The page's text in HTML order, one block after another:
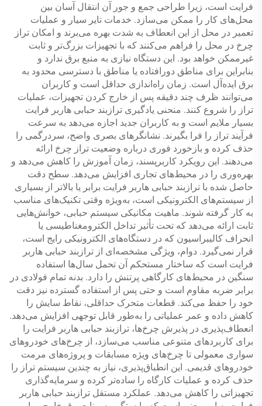
فرایت است، زیرا طراحی جمع و جور آن انتقال آسان بین
محل‌های کار را ممکن می‌سازد. خدمات تایر سیار و عملیات
تعمیر در محل از این انعطاف به شدت بهره می‌برند و امکان تراز
چرخ در محل را فراهم می‌کنند که با تجهیزات بزرگ‌تر و ثابت
غیرممکن خواهد بود. این دستگاه نیازی به منبع برق ندارد و
بنابراین برای مناطق دورافتاده یا مناطق با دسترسی محدود به
برق ایده‌آل است. زمان راه‌اندازی حداقل است و کاربران
می‌توانند ظرف چند دقیقه پس از خارج کردن تجهیزات، عملیات
تراز را شروع کنند. منحنی یادگیری ترازبند حبابی هاربر فرایت
بسیار ملایم است و به کاربران جدید اجازه می‌دهد به سرعت
فرآیند تراز را فرا بگیرند. نشانگرهای بصری واضح، سردرگمی را
حذف کرده و بازخورد فوری درباره وضعیت تراز چرخ ارائه
می‌دهند. این رویکرد کاربرپسند، زمان آموزش را کاهش می‌دهد و
بهره‌وری را در محیط‌های تجاری افزایش می‌دهد. سطح دقت
حاصل شده با ترازبند حبابی هاربر فرایت برابر یا بالاتر از بسیاری
از سیستم‌های الکترونیکی است، به‌ویژه وقتی تکنیک‌های مناسب
به کار گرفته شوند. ماهیت مکانیکی سیستم حبابی، خوانش‌هایی
ثابت ارائه می‌دهد که تحت تأثیر تداخل الکترومغناطیسی یا
انحراف کالیبراسیون که در دستگاه‌های الکترونیکی رایج است،
قرار نمی‌گیرد. دوام، ویژگی مشخصه‌ای از ترازبند حبابی هاربر
فرایت است که ساختار مستحکم آن تحمل سال‌ها استفاده
سنگین در محیط‌های کارگاهی پرتنش را دارد. بدنه تمام فولادی در
برابر ضربه مقاوم است و حتی پس از استفاده گسترده نیز دقت
خود را حفظ می‌کند. قطعات متحرک حداقلی، نقاط سایش را
کاهش داده و عمر عملیاتی را به‌طور قابل توجهی افزایش می‌دهد.
انعطاف‌پذیری در پذیرش چرخ‌ها، ترازبند حبابی هاربر فرایت را
برای کاربردهای متنوعی مناسب می‌سازد، از چرخ‌های خودروهای
سواری معمولی تا چرخ‌های ویژه مسابقات و پروژه‌های مرمت
خودروهای قدیمی. این انطباق‌پذیری، نیاز به چندین سیستم تراز را
حذف کرده و عملیات کارگاه را ساده‌تر کرده و سرمایه‌گذاری
تجهیزاتی را کاهش می‌دهد. عملکرد مستقل ترازبند حبابی هاربر